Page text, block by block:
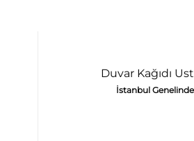
Duvar Kağıdı
İstanbul Genelinde